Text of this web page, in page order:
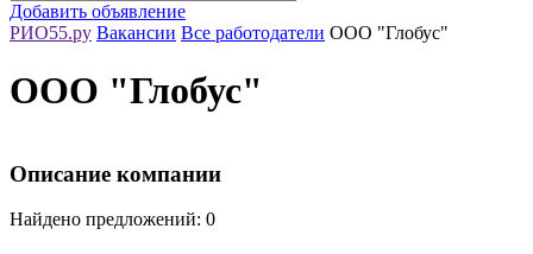
Добавить объявление
РИО55.ру Вакансии Все работодатели ООО "Глобус"
ООО "Глобус"
Описание компании
Найдено предложений: 0